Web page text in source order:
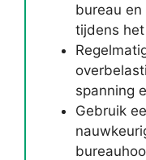
bureau
tijdens
spanning
Gebruik